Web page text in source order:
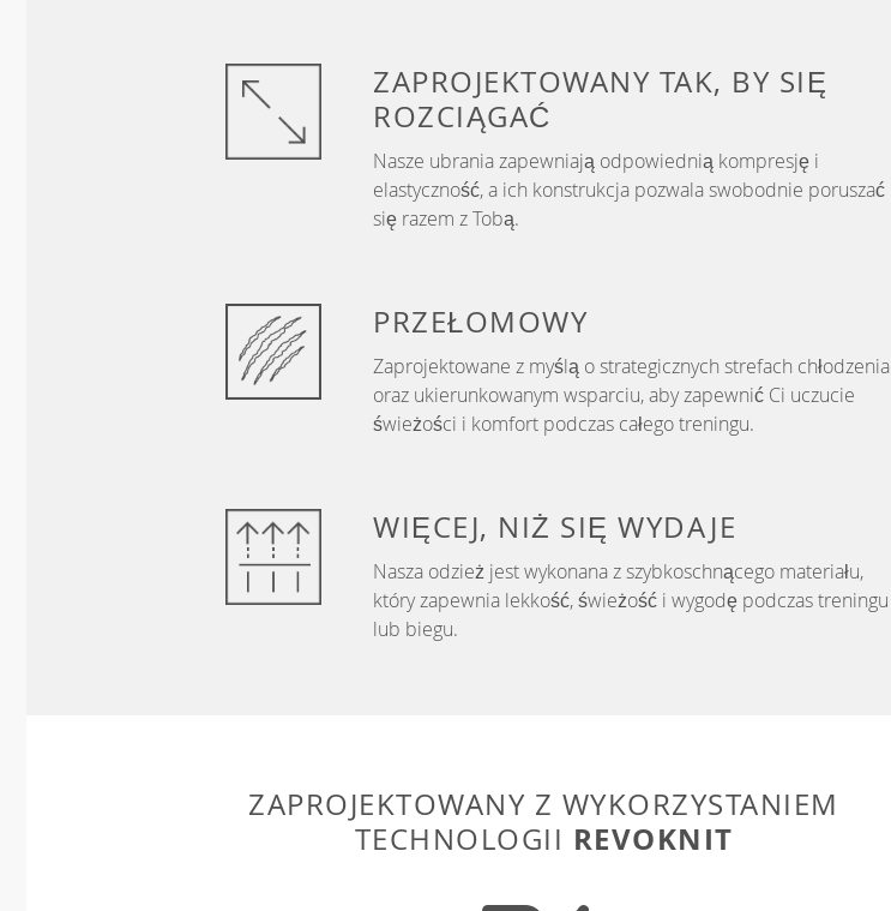
ZAPROJEKTOWANY TAK, BY SIĘ
ROZCIĄGAĆ
Nasze ubrania zapewniają odpowiednią kompresję i
elastyczność, a ich konstrukcja pozwala swobodnie poruszać
się razem z Tobą.
PRZEŁOMOWY
Zaprojektowane z myślą o strategicznych strefach chłodzenia
oraz ukierunkowanym wsparciu, aby zapewnić Ci uczucie
świeżości i komfort podczas całego treningu.
WIĘCEJ, NIŻ SIĘ WYDAJE
Nasza odzież jest wykonana z szybkoschnącego materiału,
który zapewnia lekkość, świeżość i wygodę podczas treningu
lub biegu.
ZAPROJEKTOWANY Z WYKORZYSTANIEM
TECHNOLOGII REVOKNIT